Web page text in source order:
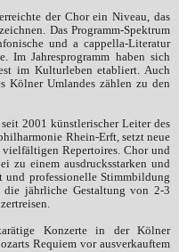
der Chor ein Niveau, das
Das Programm-Spektrum
und a cappella-Literatur
Im Jahresprogramm haben sich
im Kulturleben etabliert. Auch
Kölner Umlandes zählen zu den
2001 künstlerischer Leiter des
Rhein-Erft, setzt neue
Repertoires. Chor und
zu einem ausdrucksstarken und
und professionelle Stimmbildung
jährliche Gestaltung von 2-3
Konzerte in der Kölner
Requiem vor ausverkauftem